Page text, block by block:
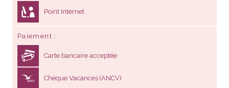
Point Internet
Paiement
Carte bancaire acceptée
Chèque Vacances (ANCV)